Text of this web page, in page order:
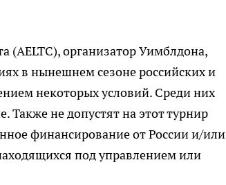
(AELTC), организатор Уимблдона,
в нынешнем сезоне российских и
некоторых условий. Среди них
не допустят на этот турнир
финансирование от России и/или
под управлением или